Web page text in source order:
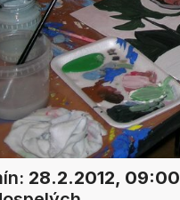
28.2.2012, 09:00